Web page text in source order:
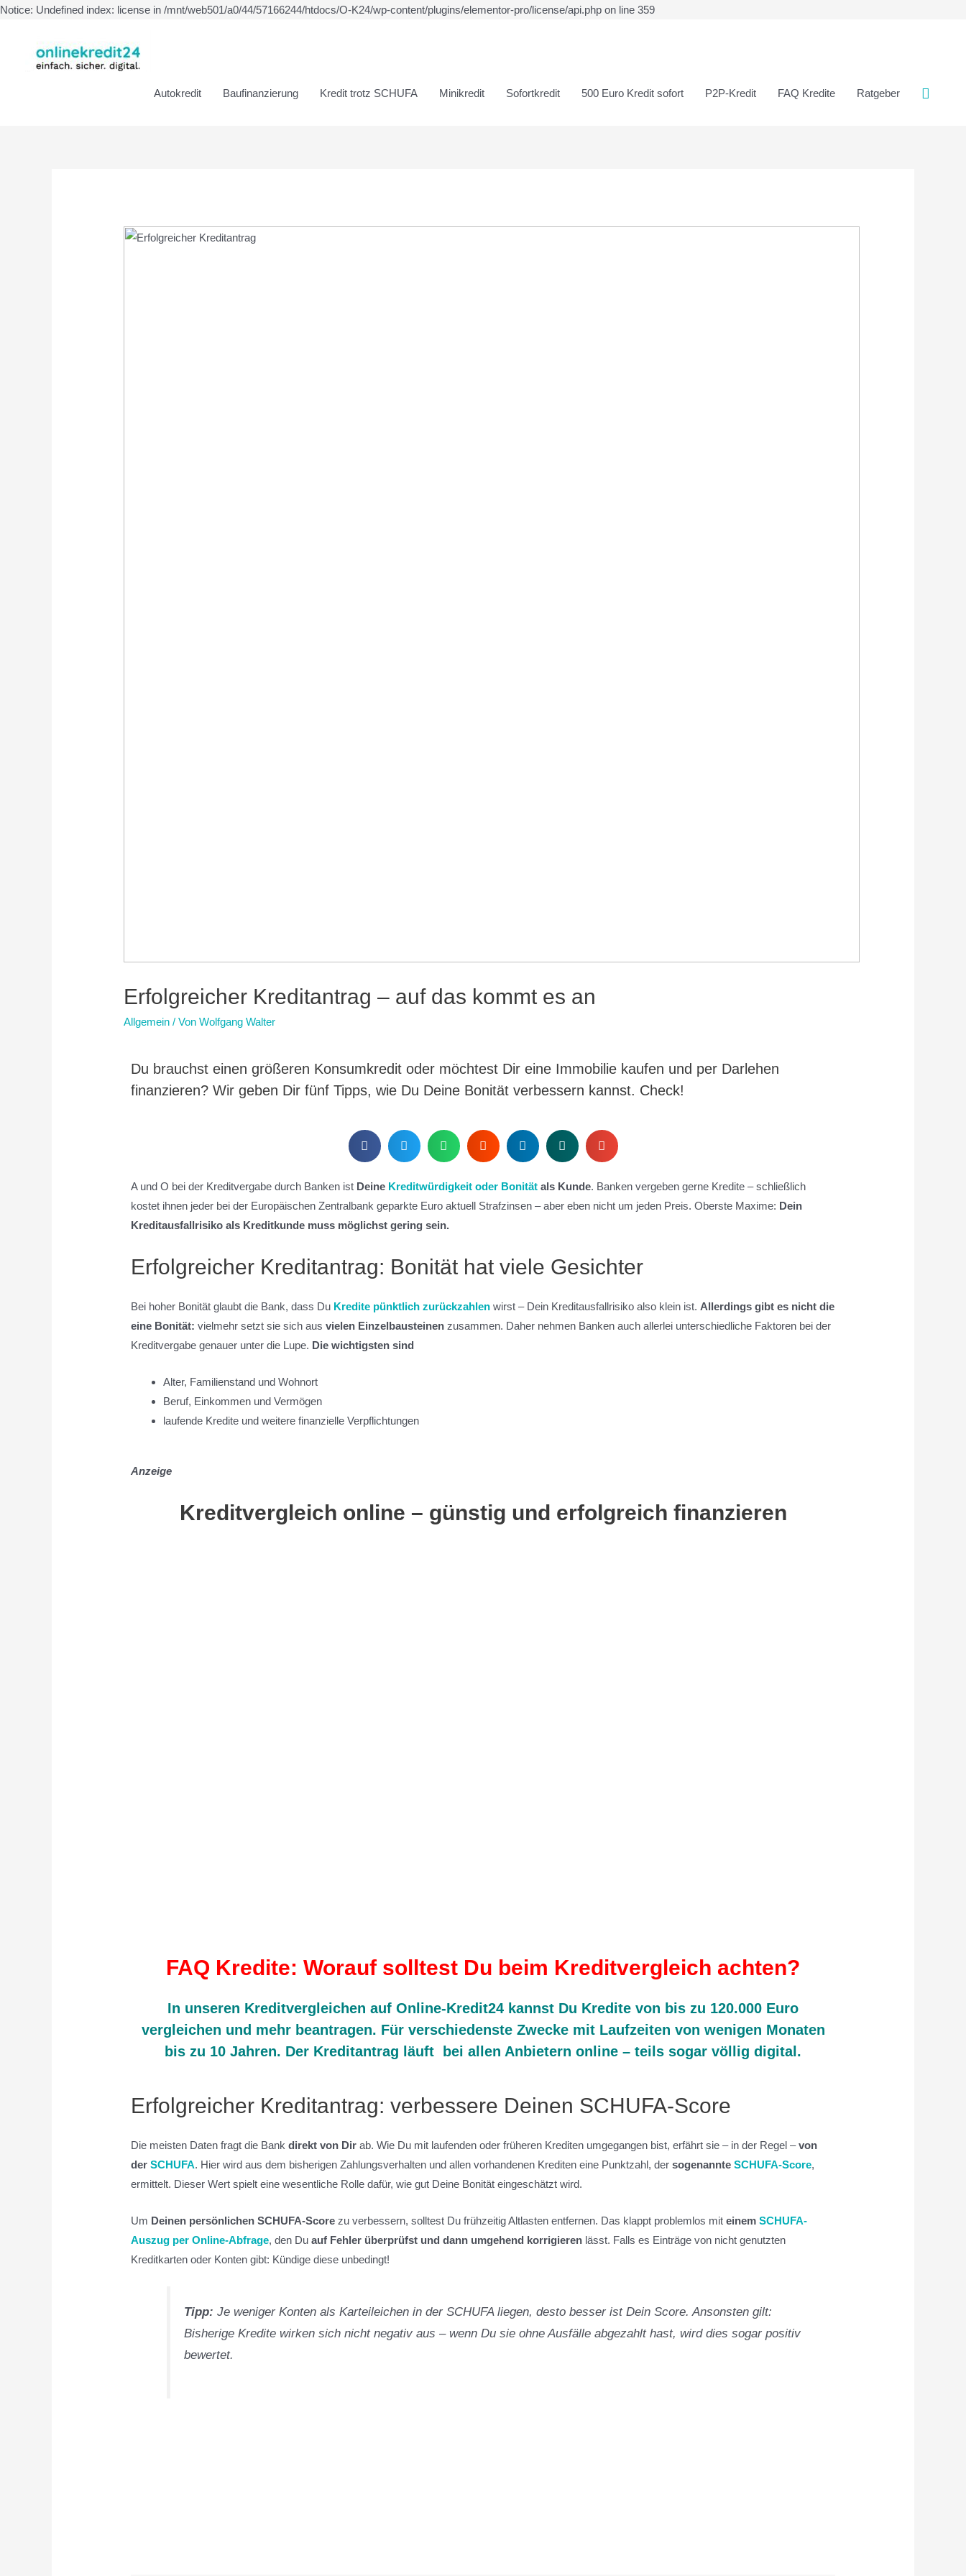
Notice: Undefined index: license in /mnt/web501/a0/44/57166244/htdocs/O-K24/wp-content/plugins/elementor-pro/license/api.php on line 359
Autokredit Baufinanzierung Kredit trotz SCHUFA Minikredit Sofortkredit 500 Euro Kredit sofort P2P-Kredit FAQ Kredite Ratgeber
Erfolgreicher Kreditantrag – auf das kommt es an
Allgemein / VonWolfgang Walter
Du brauchst einen größeren Konsumkredit oder möchtest Dir eine Immobilie kaufen und per Darlehen
finanzieren? Wir geben Dir fünf Tipps, wie Du Deine Bonität verbessern kannst. Check!
A und O bei der Kreditvergabe durch Banken ist Deine Kreditwürdigkeit oder Bonität als Kunde. Banken vergeben gerne Kredite – schließlich
kostet ihnen jeder bei der Europäischen Zentralbank geparkte Euro aktuell Strafzinsen – aber eben nicht um jeden Preis. Oberste Maxime: Dein
Kreditausfallrisiko als Kreditkunde muss möglichst gering sein.
Erfolgreicher Kreditantrag: Bonität hat viele Gesichter
Bei hoher Bonität glaubt die Bank, dass Du Kredite pünktlich zurückzahlen wirst – Dein Kreditausfallrisiko also klein ist. Allerdings gibt es nicht die
eine Bonität: vielmehr setzt sie sich ausvielen Einzelbausteinen zusammen. Daher nehmen Banken auch allerlei unterschiedliche Faktoren bei der
Kreditvergabe genauer unter die Lupe. Die wichtigsten sind
Alter, Familienstand und Wohnort
Beruf, Einkommen und Vermögen
laufende Kredite und weitere finanzielle Verpflichtungen
Anzeige
Kreditvergleich online – günstig und erfolgreich finanzieren
FAQ Kredite: Worauf solltest Du beim Kreditvergleich achten?
In unseren Kreditvergleichen auf Online-Kredit24 kannst Du Kredite von bis zu 120.000 Euro
vergleichen und mehr beantragen. Für verschiedenste Zwecke mit Laufzeiten von wenigen Monaten
bis zu 10 Jahren. Der Kreditantrag läuft bei allen Anbietern online – teils sogar völlig digital.
Erfolgreicher Kreditantrag: verbessere Deinen SCHUFA-Score
Die meisten Daten fragt die Bankdirekt von Dir ab. Wie Du mit laufenden oder früheren Krediten umgegangen bist, erfährt sie – in der Regel –von
derSCHUFA. Hier wird aus dem bisherigen Zahlungsverhalten und allen vorhandenen Krediten eine Punktzahl, dersogenannte SCHUFA-Score,
ermittelt. Dieser Wert spielt eine wesentliche Rolle dafür, wie gut Deine Bonität eingeschätzt wird.
Um Deinen persönlichen SCHUFA-Score zu verbessern, solltest Du frühzeitig Altlasten entfernen. Das klappt problemlos miteinemSCHUFA-
Auszug per Online-Abfrage, den Duauf Fehler überprüfst und dann umgehend korrigieren lässt. Falls es Einträge von nicht genutzten
Kreditkarten oder Konten gibt: Kündige diese unbedingt!
Tipp: Je weniger Konten als Karteileichen in der SCHUFA liegen, desto besser ist Dein Score. Ansonsten gilt:
Bisherige Kredite wirken sich nicht negativ aus – wenn Du sie ohne Ausfälle abgezahlt hast, wird dies sogar positiv
bewertet.